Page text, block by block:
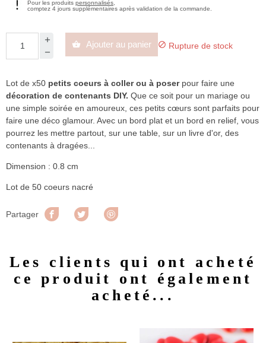
Pour les produits personnalisés
comptez 4 jours supplémentaires après validation de la commande.
 Ajouter au panier  Rupture de stock
Lot de x50 petits coeurs à coller ou à poser pour faire une
décoration de contenants DIY. Que ce soit pour un mariage ou
une simple soirée en amoureux, ces petits cœurs sont parfaits pour
faire une déco glamour. Avec un bord plat et un bord en relief, vous
pourrez les mettre partout, sur une table, sur un livre d'or, des
contenants à dragées...
Dimension : 0.8 cm
Lot de 50 coeurs nacré
Partager Partager Tweet
Les clients qui ont acheté
ce produit ont également
acheté...